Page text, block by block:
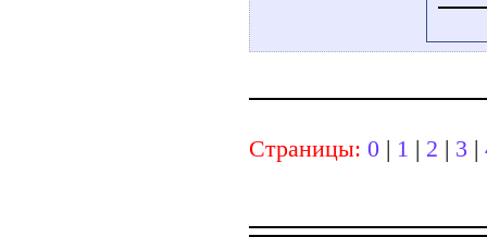
Страницы: 0 | 1 | 2 | 3 |